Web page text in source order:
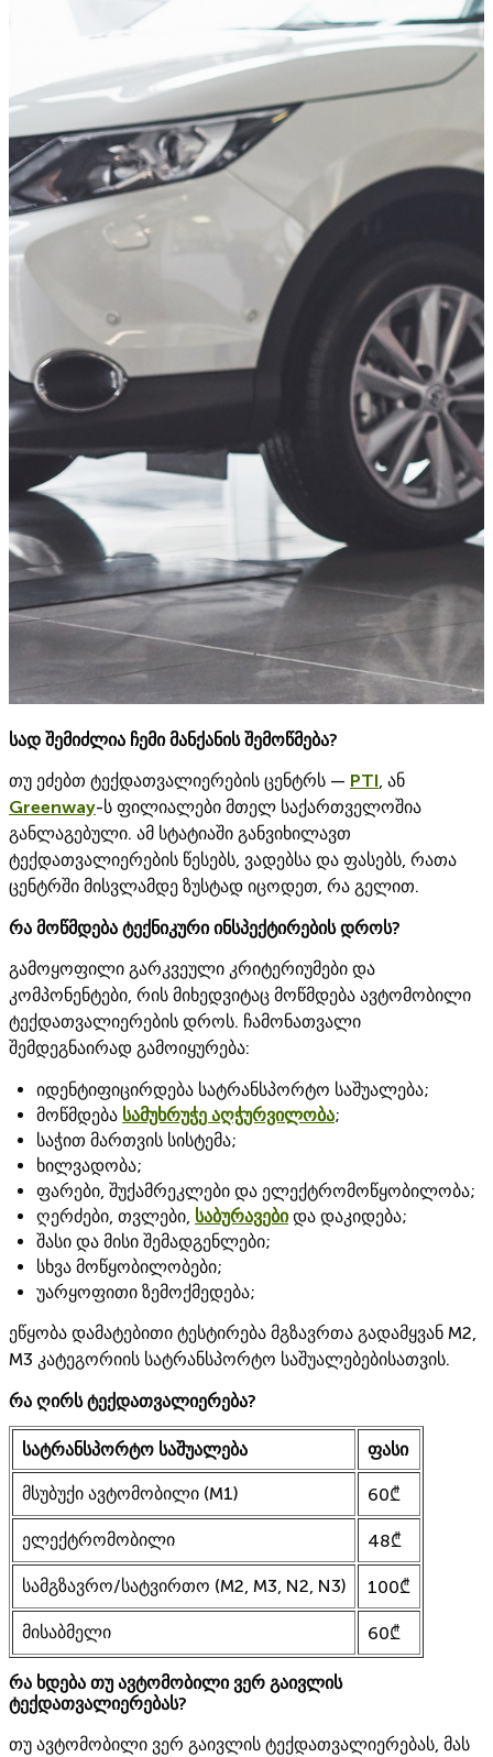
სად შემიძლია ჩემი მანქანის შემოწმება?
თუ ეძებთ ტექდათვალიერების ცენტრს — PTI , ან
Greenway-ს ფილიალები მთელ საქართველოშია
განლაგებული. ამ სტატიაში განვიხილავთ
ტექდათვალიერების წესებს, ვადებსა და ფასებს, რათა
ცენტრში მისვლამდე ზუსტად იცოდეთ, რა გელით.
რა მოწმდება ტექნიკური ინსპექტირების დროს?
გამოყოფილი გარკვეული კრიტერიუმები და
კომპონენტები, რის მიხედვიტაც მოწმდება ავტომობილი
ტექდათვალიერების დროს. ჩამონათვალი
შემდეგნაირად გამოიყურება:
იდენტიფიცირდება სატრანსპორტო საშუალება;
მოწმდება სამუხრუჭე აღჭურვილობა;
საჭით მართვის სისტემა;
ხილვადობა;
ფარები, შუქამრეკლები და ელექტრომოწყობილობა;
ღერძები, თვლები, საბურავებიდა დაკიდება;
შასი და მისი შემადგენლები;
სხვა მოწყობილობები;
უარყოფითი ზემოქმედება;
ეწყობა დამატებითი ტესტირება მგზავრთა გადამყვან M2,
M3 კატეგორიის სატრანსპორტო საშუალებებისათვის.
რა ღირს ტექდათვალიერება?
სატრანსპორტო საშუალება ფასი
მსუბუქი ავტომობილი (M1) 60₾
ელექტრომობილი 48₾
სამგზავრო/სატვირთო (M2, M3, N2, N3) 100₾
მისაბმელი 60₾
რა ხდება თუ ავტომობილი ვერ გაივლის
ტექდათვალიერებას?
თუ ავტომობილი ვერ გაივლის ტექდათვალიერებას, მას